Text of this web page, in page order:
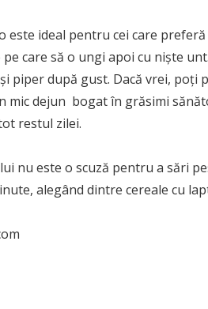
este ideal pentru cei care
care să o ungi apoi cu niște
piper după gust. Dacă vrei, poți
mic dejun bogat în grăsimi
restul zilei.
nu este o scuză pentru a sări
alegând dintre cereale cu